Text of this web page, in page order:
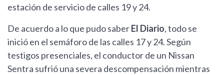
estación de servicio de calles 19 y 24.
De acuerdo a lo que pudo saberEl Diario, todo se
inició en el semáforo de las calles 17 y 24. Según
testigos presenciales, el conductor de un Nissan
Sentra sufrió una severa descompensación mientras